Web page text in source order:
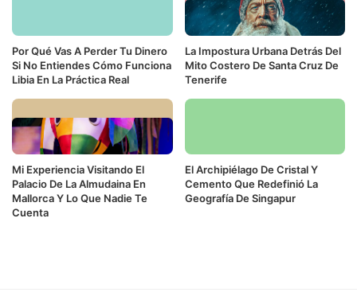
Por Qué Vas A Perder Tu Dinero
Si No Entiendes Cómo Funciona
Libia En La Práctica Real
La Impostura Urbana Detrás Del
Mito Costero De Santa Cruz De
Tenerife
Mi Experiencia Visitando El
Palacio De La Almudaina En
Mallorca Y Lo Que Nadie Te
Cuenta
El Archipiélago De Cristal Y
Cemento Que Redefinió La
Geografía De Singapur